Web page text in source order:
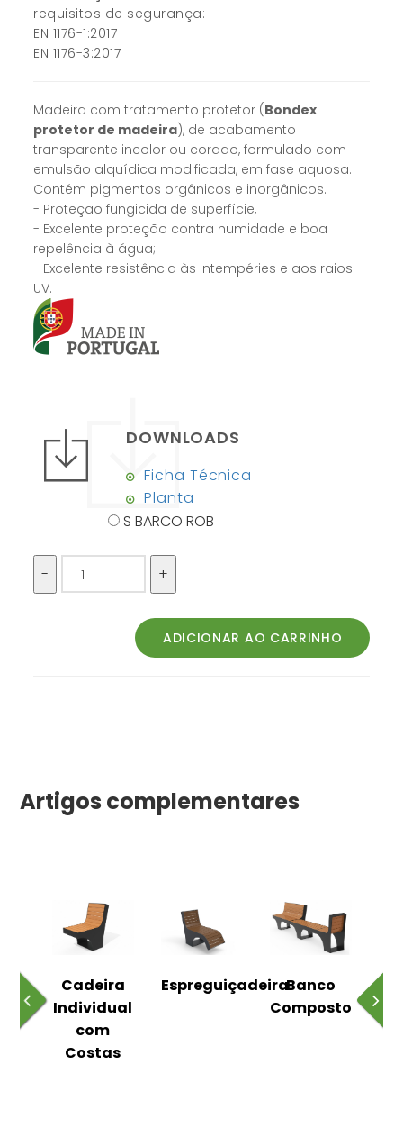
requisitos de segurança:
EN 1176-1:2017
EN 1176-3:2017
Madeira com tratamento protetor (Bondex
protetor de madeira), de acabamento
transparente incolor ou corado, formulado com
emulsão alquídica modificada, em fase aquosa.
Contém pigmentos orgânicos e inorgânicos.
- Proteção fungicida de superfície,
- Excelente proteção contra humidade e boa
repelência à água;
- Excelente resistência às intempéries e aos raios
UV.
DOWNLOADS
Ficha Técnica
Planta
S BARCO ROB
Artigos complementares
Cadeira
Individual
com
Costas
EspreguiçadeiraBanco
Composto